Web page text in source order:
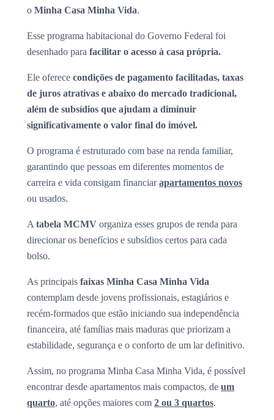
o Minha Casa Minha Vida.
Esse programa habitacional do Governo Federal foi
desenhado para facilitar o acesso à casa própria.
Ele oferece condições de pagamento facilitadas, taxas
de juros atrativas e abaixo do mercado tradicional,
além de subsídios que ajudam a diminuir
significativamente o valor final do imóvel.
O programa é estruturado com base na renda familiar,
garantindo que pessoas em diferentes momentos de
carreira e vida consigam financiarapartamentos novos
ou usados.
A tabela MCMV organiza esses grupos de renda para
direcionar os benefícios e subsídios certos para cada
bolso.
As principais faixas Minha Casa Minha Vida
contemplam desde jovens profissionais, estagiários e
recém-formados que estão iniciando sua independência
financeira, até famílias mais maduras que priorizam a
estabilidade, segurança e o conforto de um lar definitivo.
Assim, no programa Minha Casa Minha Vida, é possível
encontrar desde apartamentos mais compactos, de um
quarto, até opções maiores com 2 ou 3 quartos.